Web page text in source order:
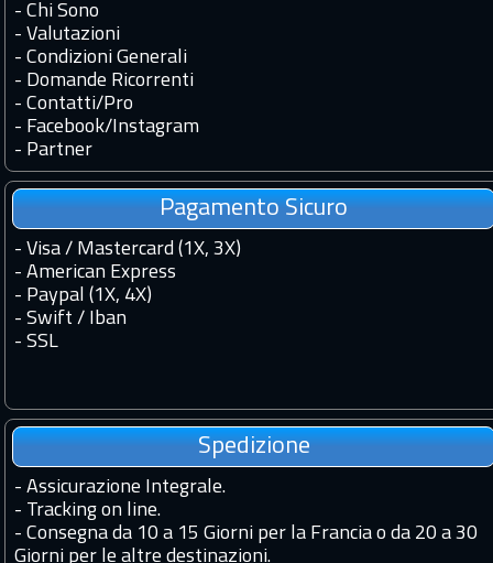
- Chi Sono
- Valutazioni
- Condizioni Generali
- Domande Ricorrenti
- Contatti/Pro
- Facebook/Instagram
- Partner
Pagamento Sicuro
- Visa / Mastercard (1X, 3X)
- American Express
- Paypal (1X, 4X)
- Swift / Iban
- SSL
Spedizione
- Assicurazione Integrale.
- Tracking on line.
- Consegna da 10 a 15 Giorni per la Francia o da 20 a 30
Giorni per le altre destinazioni.